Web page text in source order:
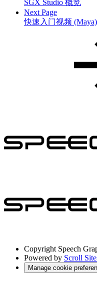
SGX Studio 概览
Next Page
快速入门视频 (Maya)
Copyright Speech
Powered by Scroll
Manage cookie